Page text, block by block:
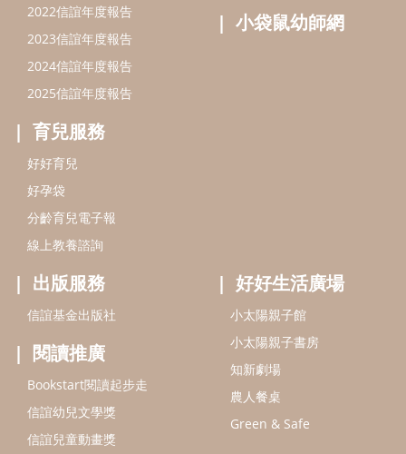
線上教養諮詢
出版服務
信誼基金出版社
閱讀推廣
Bookstart閱讀起步走
信誼幼兒文學獎
信誼兒童動畫獎
小袋鼠說故事劇團
service@hsin-yi.org.tw
信誼好好育兒
小太陽親子書房
(02)2396-5305轉2345 (週一～週五 9:00～18:00)
認識信誼 合作洽談 智慧財產權聲明
本網站建議使用IE9(含以上)或 Google Chrome 版本瀏覽器
信誼基金會/上誼文化實業股份有限公司 版權所有 ©